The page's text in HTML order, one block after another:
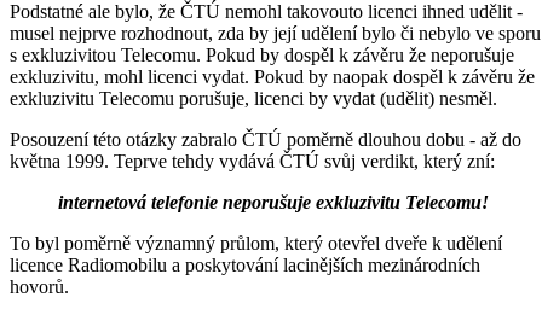
Podstatné ale bylo, že ČTÚ nemohl takovouto licenci ihned udělit -
musel nejprve rozhodnout, zda by její udělení bylo či nebylo ve sporu
s exkluzivitou Telecomu. Pokud by dospěl k závěru že neporušuje
exkluzivitu, mohl licenci vydat. Pokud by naopak dospěl k závěru že
exkluzivitu Telecomu porušuje, licenci by vydat (udělit) nesměl.
Posouzení této otázky zabralo ČTÚ poměrně dlouhou dobu - až do
května 1999. Teprve tehdy vydává ČTÚ svůj verdikt, který zní:
internetová telefonie neporušuje exkluzivitu Telecomu!
To byl poměrně významný průlom, který otevřel dveře k udělení
licence Radiomobilu a poskytování lacinějších mezinárodních
hovorů.